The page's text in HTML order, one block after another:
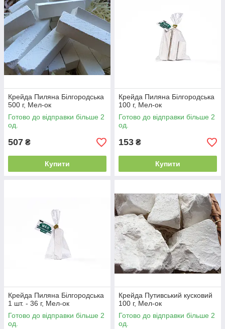
Крейда Пиляна Білгородська
500 г, Мел-ок
Готово до відправки більше 2
од.
507 ₴
Купити
Крейда Пиляна Білгородська
100 г, Мел-ок
Готово до відправки більше 2
од.
153 ₴
Купити
Крейда Пиляна Білгородська
1 шт. - 36 г, Мел-ок
Готово до відправки більше 2
од.
Крейда Путивський кусковий
100 г, Мел-ок
Готово до відправки більше 2
од.